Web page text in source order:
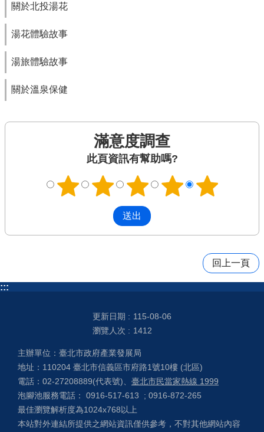
關於北投湯花
湯花體驗故事
湯旅體驗故事
關於溫泉保健
滿意度調查
此頁資訊有幫助嗎?
回上一頁
:::
更新日期
115-08-06
瀏覽人次
1412
主辦單位：臺北市政府產業發展局
地址：110204 臺北市信義區市府路1號10樓 (北區)
電話：02-27208889(代表號)、 臺北市民當家熱線 1999
泡腳池服務電話： 0916-517-613 ; 0916-872-265
最佳瀏覽解析度為1024x768以上
本站對外連結所提供之網站資訊僅供參考，不對其他網站內容